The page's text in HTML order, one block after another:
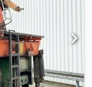
SANS
et erreurs